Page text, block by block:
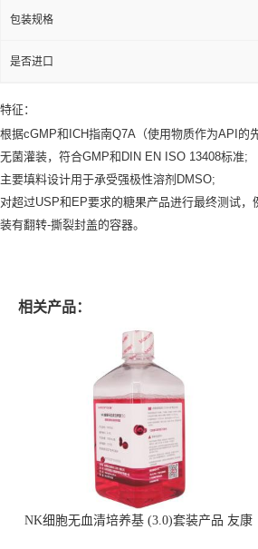
包装规格
是否进口
特征：
根据cGMP和ICH指南Q7A（使用物质作为API的
无菌灌装，符合GMP和DIN EN ISO 13408标准;
主要填料设计用于承受强极性溶剂DMSO;
对超过USP和EP要求的糖果产品进行最终测试，
装有翻转-撕裂封盖的容器。
相关产品：
NK细胞无血清培养基 (3.0)套装产品 友康